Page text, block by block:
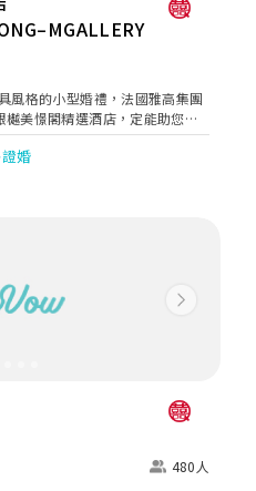
風格的小型婚禮，法國雅高集團
美憬閣精選酒店，定能助您實
美憬閣精選酒店坐落於東薈城名
的一片靜謐綠洲。酒店內的現
與宴會部聯絡。
婚
Next
480人